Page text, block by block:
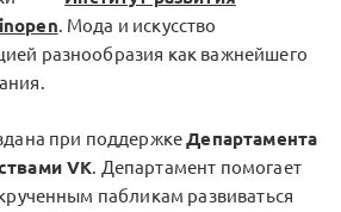
. Мода и искусство
разнообразия как важнейшего
при поддержкеДепартамента
VK. Департамент помогает
пабликам развиваться